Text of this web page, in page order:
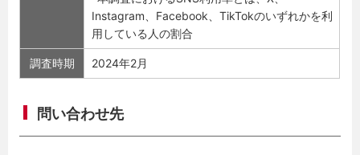
Instagram、Facebook、TikTokのいずれかを利
用している人の割合
調査時期 2024年2月
問い合わせ先